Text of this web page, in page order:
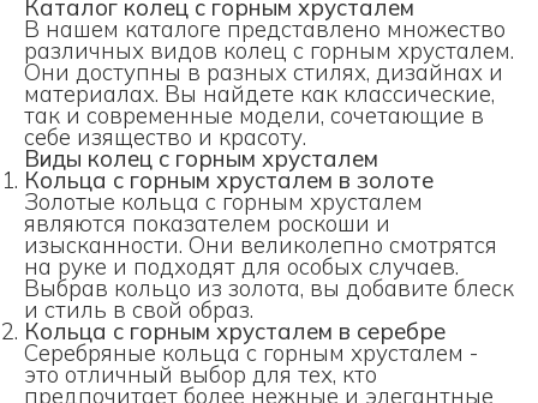
Каталог колец с горным хрусталем
В нашем каталоге представлено множество
различных видов колец с горным хрусталем.
Они доступны в разных стилях, дизайнах и
материалах. Вы найдете как классические,
так и современные модели, сочетающие в
себе изящество и красоту.
Виды колец с горным хрусталем
Кольца с горным хрусталем в золоте
Золотые кольца с горным хрусталем
являются показателем роскоши и
изысканности. Они великолепно смотрятся
на руке и подходят для особых случаев.
Выбрав кольцо из золота, вы добавите блеск
и стиль в свой образ.
Кольца с горным хрусталем в серебре
Серебряные кольца с горным хрусталем -
это отличный выбор для тех, кто
предпочитает более нежные и элегантные